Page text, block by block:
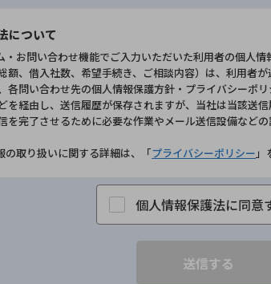
について
・お問い合わせ機能でご入力いただいた利用者の個人
額、借入社数、希望手続き、ご相談内容）は、利用者
各問い合わせ先の個人情報保護方針・プライバシーポ
を経由し、送信履歴が保存されますが、当社は当該送
を完了させるために必要な作業やメール送信設備など
の取り扱いに関する詳細は、「プライバシーポリシー 」
個人情報保護法に同意